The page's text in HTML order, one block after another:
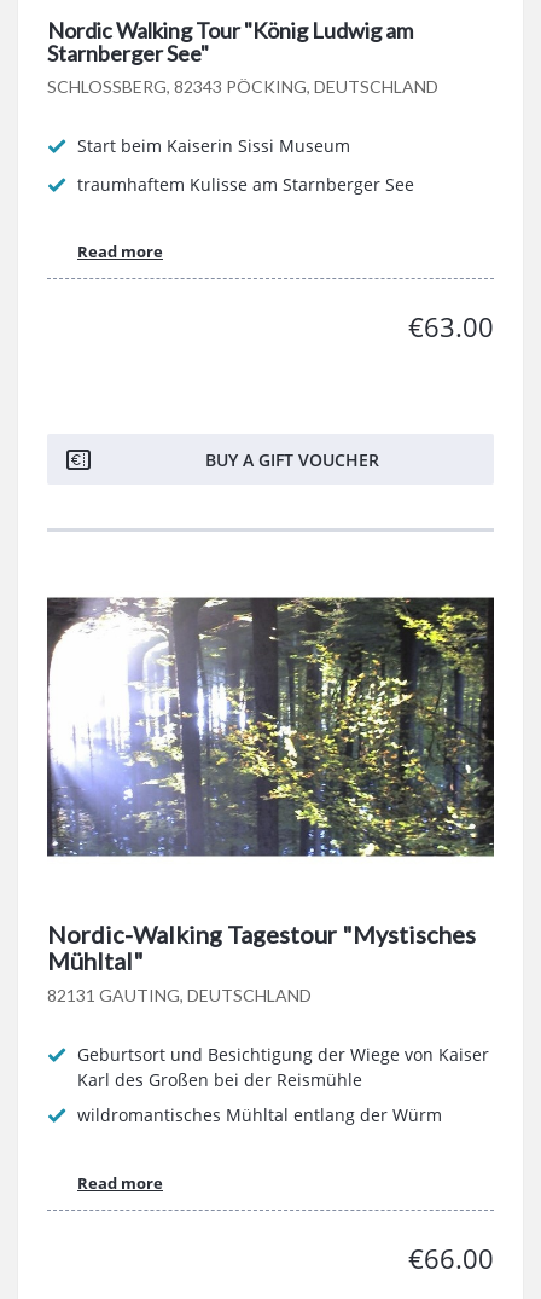
Nordic Walking Tour "König Ludwig am
Starnberger See"
SCHLOSSBERG, 82343 PÖCKING, DEUTSCHLAND
Start beim Kaiserin Sissi Museum
traumhaftem Kulisse am Starnberger See
Read more
€63.00
BUY A GIFT VOUCHER
Nordic-Walking Tagestour "Mystisches
Mühltal"
82131 GAUTING, DEUTSCHLAND
Geburtsort und Besichtigung der Wiege von Kaiser
Karl des Großen bei der Reismühle
wildromantisches Mühltal entlang der Würm
Read more
€66.00